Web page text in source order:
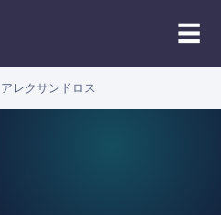
☰
アレクサンドロス